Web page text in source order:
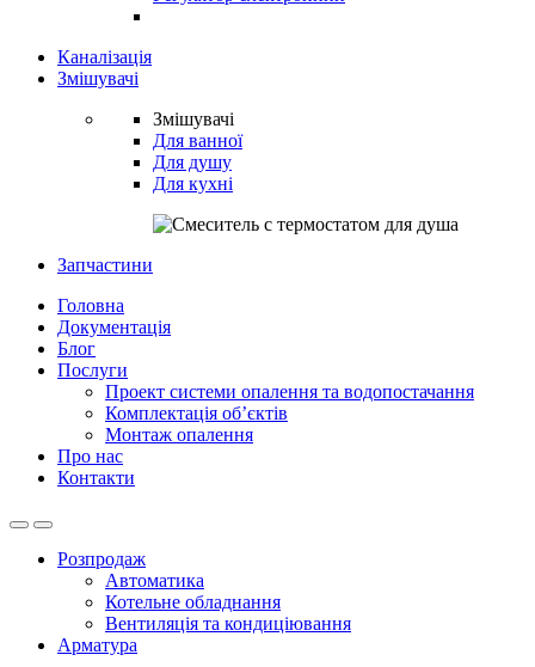
Каналізація
Змішувачі
Змішувачі
Для ванної
Для душу
Для кухні
Запчастини
Головна
Документація
Блог
Послуги
Проект системи опалення та водопостачання
Комплектація об’єктів
Монтаж опалення
Про нас
Контакти
OpenClose
Розпродаж
Автоматика
Котельне обладнання
Вентиляція та кондиціювання
Арматура